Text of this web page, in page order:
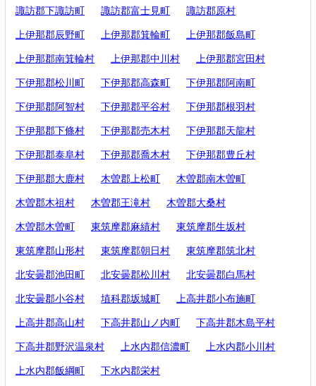
諏訪郡下諏訪町 諏訪郡富士見町 諏訪郡原村
上伊那郡辰野町 上伊那郡箕輪町 上伊那郡飯島町
上伊那郡南箕輪村 上伊那郡中川村 上伊那郡宮田村
下伊那郡松川町 下伊那郡高森町 下伊那郡阿南町
下伊那郡阿智村 下伊那郡平谷村 下伊那郡根羽村
下伊那郡下條村 下伊那郡売木村 下伊那郡天龍村
下伊那郡泰阜村 下伊那郡喬木村 下伊那郡豊丘村
下伊那郡大鹿村 木曽郡上松町 木曽郡南木曽町
木曽郡木祖村 木曽郡王滝村 木曽郡大桑村
木曽郡木曽町 東筑摩郡麻績村 東筑摩郡生坂村
東筑摩郡山形村 東筑摩郡朝日村 東筑摩郡筑北村
北安曇郡池田町 北安曇郡松川村 北安曇郡白馬村
北安曇郡小谷村 埴科郡坂城町 上高井郡小布施町
上高井郡高山村 下高井郡山ノ内町 下高井郡木島平村
下高井郡野沢温泉村 上水内郡信濃町 上水内郡小川村
上水内郡飯綱町 下水内郡栄村